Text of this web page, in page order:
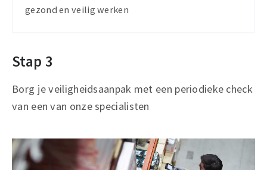
gezond en veilig werken
Stap 3
Borg je veiligheidsaanpak met een periodieke check
van een van onze specialisten